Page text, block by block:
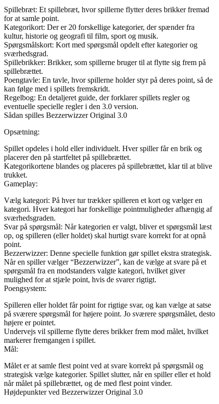
Spillebræt: Et spillebræt, hvor spillerne flytter deres brikker fremad
for at samle point.
Kategorikort: Der er 20 forskellige kategorier, der spænder fra
kultur, historie og geografi til film, sport og musik.
Spørgsmålskort: Kort med spørgsmål opdelt efter kategorier og
sværhedsgrad.
Spillebrikker: Brikker, som spillerne bruger til at flytte sig frem på
spillebrættet.
Poengtavle: En tavle, hvor spillerne holder styr på deres point, så de
kan følge med i spillets fremskridt.
Regelbog: En detaljeret guide, der forklarer spillets regler og
eventuelle specielle regler i den 3.0 version.
Sådan spilles Bezzerwizzer Original 3.0
Opsætning:
Spillet opdeles i hold eller individuelt. Hver spiller får en brik og
placerer den på startfeltet på spillebrættet.
Kategorikortene blandes og placeres på spillebrættet, klar til at blive
trukket.
Gameplay:
Vælg kategori: På hver tur trækker spilleren et kort og vælger en
kategori. Hver kategori har forskellige pointmuligheder afhængig af
sværhedsgraden.
Svar på spørgsmål: Når kategorien er valgt, bliver et spørgsmål læst
op, og spilleren (eller holdet) skal hurtigt svare korrekt for at opnå
point.
Bezzerwizzer: Denne specielle funktion gør spillet ekstra strategisk.
Når en spiller vælger “Bezzerwizzer”, kan de vælge at svare på et
spørgsmål fra en modstanders valgte kategori, hvilket giver
mulighed for at stjæle point, hvis de svarer rigtigt.
Poengsystem:
Spilleren eller holdet får point for rigtige svar, og kan vælge at satse
på sværere spørgsmål for højere point. Jo sværere spørgsmålet, desto
højere er pointet.
Undervejs vil spillerne flytte deres brikker frem mod målet, hvilket
markerer fremgangen i spillet.
Mål:
Målet er at samle flest point ved at svare korrekt på spørgsmål og
strategisk vælge kategorier. Spillet slutter, når en spiller eller et hold
når målet på spillebrættet, og de med flest point vinder.
Højdepunkter ved Bezzerwizzer Original 3.0